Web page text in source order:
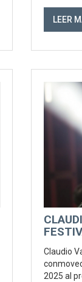
LEER
Claudio
2025 al